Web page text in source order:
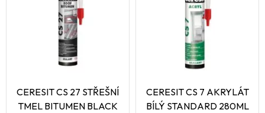
CERESIT CS 27 STŘEŠNÍ
TMEL BITUMEN BLACK
CERESIT CS 7 AKRYLÁT
BÍLÝ STANDARD 280ML